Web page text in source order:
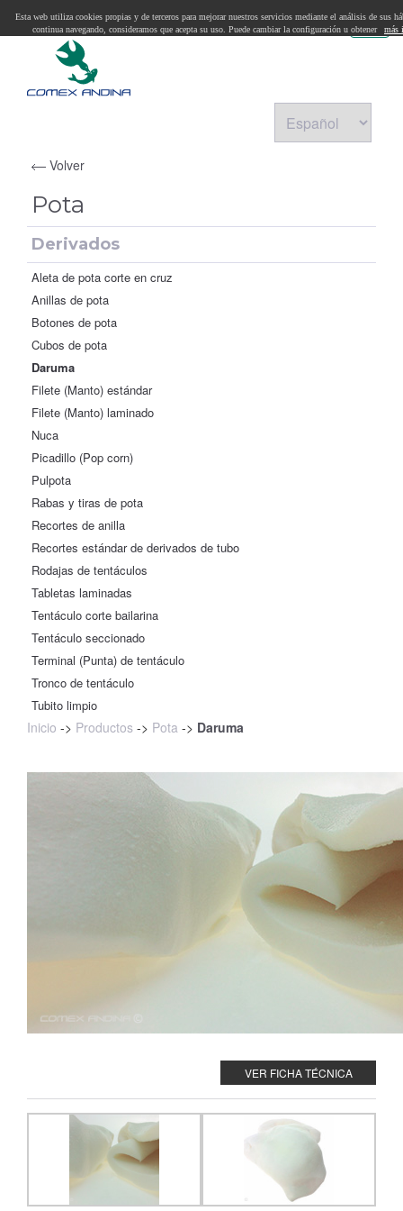
Volver
Pota
Derivados
Aleta de pota corte en cruz
Anillas de pota
Botones de pota
Cubos de pota
Daruma
Filete (Manto) estándar
Filete (Manto) laminado
Nuca
Picadillo (Pop corn)
Pulpota
Rabas y tiras de pota
Recortes de anilla
Recortes estándar de derivados de tubo
Rodajas de tentáculos
Tabletas laminadas
Tentáculo corte bailarina
Tentáculo seccionado
Terminal (Punta) de tentáculo
Tronco de tentáculo
Tubito limpio
Inicio -> Productos -> Pota -> Daruma
VER FICHA TÉCNICA
Esta web utiliza cookies propias y de terceros para mejorar nuestros servicios mediante el análisis de sus
continua navegando, consideramos que acepta su uso. Puede cambiar la configuración u obtener
más